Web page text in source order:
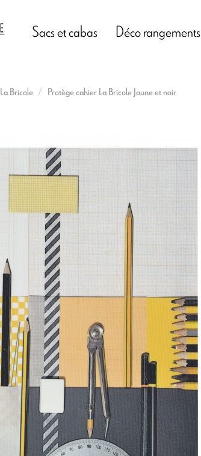
Sacs et cabas Déco rangements
La Bricole Protège cahier La Bricole Jaune et noir